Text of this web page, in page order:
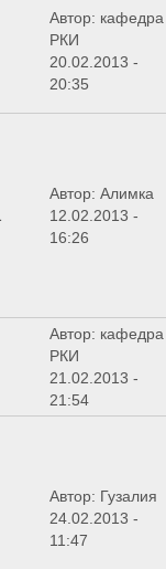
Автор: кафедра
РКИ
20.02.2013 -
20:35
Автор: Алимка
12.02.2013 -
16:26
Автор: кафедра
РКИ
21.02.2013 -
21:54
Автор: Гузалия
24.02.2013 -
11:47